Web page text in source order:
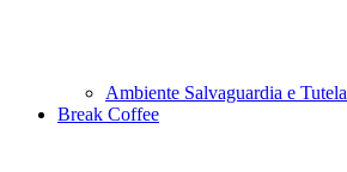
Ambiente Salvaguardia e Tutela
Break Coffee